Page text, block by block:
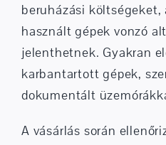
beruházási költségeket,
használt gépek vonzó
jelenthetnek. Gyakran
karbantartott gépek,
dokumentált
A vásárlás során